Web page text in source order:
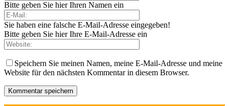
Bitte geben Sie hier Ihren Namen ein
Sie haben eine falsche E-Mail-Adresse eingegeben!
Bitte geben Sie hier Ihre E-Mail-Adresse ein
Speichern Sie meinen Namen, meine E-Mail-Adresse und meine
Website für den nächsten Kommentar in diesem Browser.